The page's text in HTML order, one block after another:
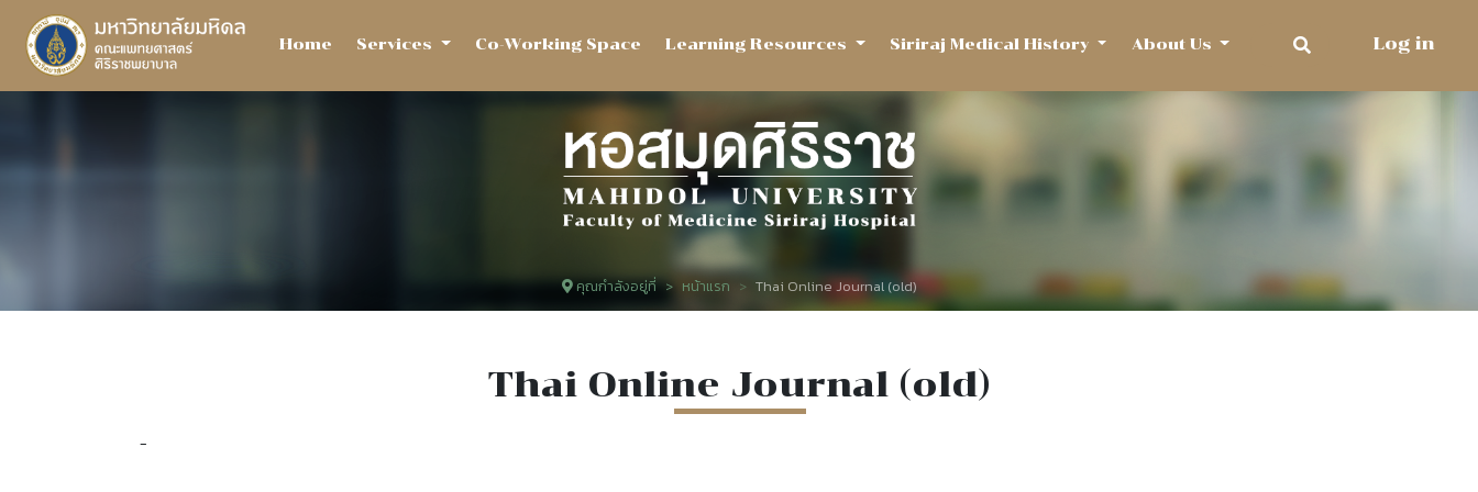
Home Services Co-Working Space Learning Resources Siriraj Medical History About Us Log in
คุณกำลังอยู่ที่ หน้าแรก Thai Online Journal (old)
Thai Online Journal (old)
-